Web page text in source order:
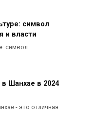
символ
и власти
символ
Шанхае в 2024
- это отличная